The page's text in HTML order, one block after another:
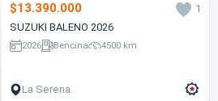
$13.390.000
1
SUZUKI BALENO 2026
2026 Bencina 4500 km
La Serena